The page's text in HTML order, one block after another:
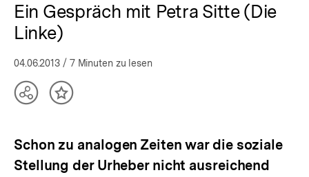
Ein Gespräch mit Petra Sitte (Die
Linke)
04.06.2013 / 7 Minuten zu lesen
TeilenInhalt
Schon zu analogen Zeiten war die soziale
Stellung der Urheber nicht ausreichend